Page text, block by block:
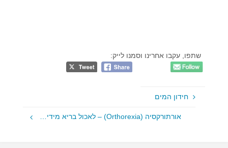
שתפו, עקבו אחרינו וסמנו לייק:
חידון המים
אורתורקסיה (Orthorexia) – לאכול בריא מידי…